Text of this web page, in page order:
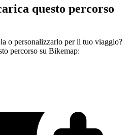
questo percorso
o personalizzarlo per il tuo viaggio?
percorso su Bikemap: